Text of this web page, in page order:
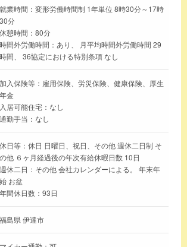
就業時間：変形労働時間制 1年単位 8時30分～17時
30分
休憩時間：80分
時間外労働時間：あり、 月平均時間外労働時間 29
時間、 36協定における特別条項 なし
加入保険等：雇用保険、労災保険、健康保険、厚生
年金
入居可能住宅：なし
通勤手当：なし
休日等：休日 日曜日、祝日、その他 週休二日制 そ
の他 ６ヶ月経過後の年次有給休暇日数 10日
週休二日：その他 会社カレンダーによる。 年末年
始 お盆
年間休日数：93日
福島県 伊達市